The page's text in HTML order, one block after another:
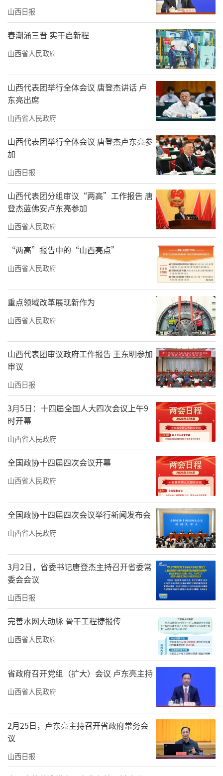
山西日报
春潮涌三晋 实干启新程
山西省人民政府
山西代表团举行全体会议 唐登杰讲话 卢
东亮出席
山西省人民政府
山西代表团举行全体会议 唐登杰卢东亮参
加
山西日报
山西代表团分组审议“两高”工作报告 唐
登杰蓝佛安卢东亮参加
山西省人民政府
“两高”报告中的“山西亮点”
山西省人民政府
重点领域改革展现新作为
山西省人民政府
山西代表团审议政府工作报告 王东明参加
审议
山西日报
3月5日：十四届全国人大四次会议上午9
时开幕
山西省人民政府
全国政协十四届四次会议开幕
山西省人民政府
全国政协十四届四次会议举行新闻发布会
山西省人民政府
3月2日，省委书记唐登杰主持召开省委常
委会会议
山西日报
完善水网大动脉 骨干工程捷报传
山西省人民政府
省政府召开党组（扩大）会议 卢东亮主持
山西省人民政府
2月25日，卢东亮主持召开省政府常务会
议
山西日报